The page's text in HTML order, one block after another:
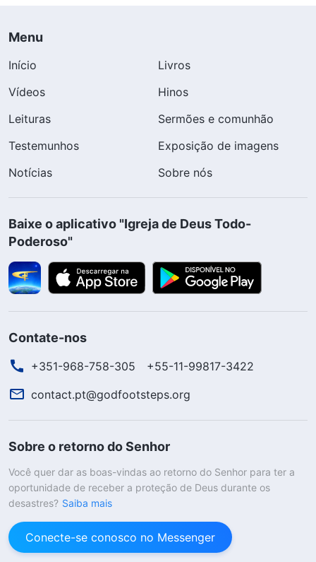
Menu
Início
Livros
Vídeos
Hinos
Leituras
Sermões e comunhão
Testemunhos
Exposição de imagens
Notícias
Sobre nós
Baixe o aplicativo "Igreja de Deus Todo-
Poderoso"
Contate-nos
+351-968-758-305
+55-11-99817-3422
contact.pt@godfootsteps.org
Sobre o retorno do Senhor
Você quer dar as boas-vindas ao retorno do Senhor para ter a
oportunidade de receber a proteção de Deus durante os
desastres? Saiba mais
Conecte-se conosco no Messenger